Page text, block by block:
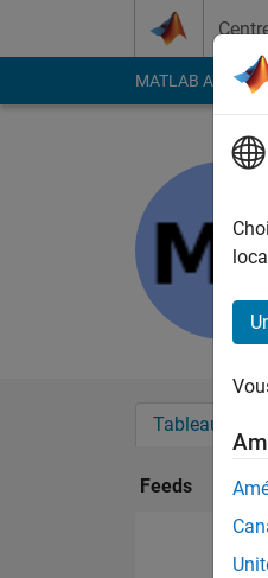
MATLAB Answers
Tableau de
Feeds